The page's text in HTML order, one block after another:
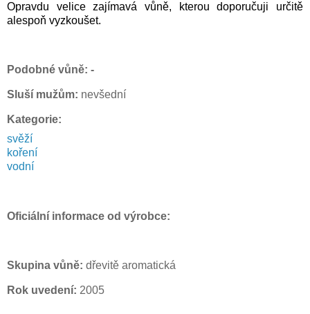
Opravdu velice zajímavá vůně, kterou doporučuji určitě
alespoň vyzkoušet.
Podobné vůně: -
Sluší mužům: nevšední
Kategorie:
svěží
koření
vodní
Oficiální informace od výrobce:
Skupina vůně: dřevitě aromatická
Rok uvedení: 2005